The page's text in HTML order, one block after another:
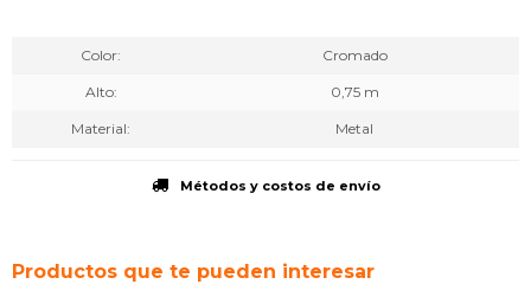
Color Cromado
Alto 0,75 m
Material Metal
Métodos y costos de envío
Productos que te pueden interesar